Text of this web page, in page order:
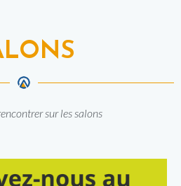
sur les salons